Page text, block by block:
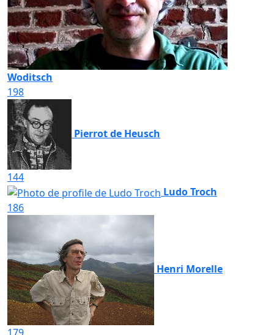
Woditsch
198
Pierrot de Heusch
144
Ludo Troch
186
Henri Morelle